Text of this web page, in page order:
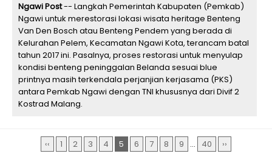
Ngawi Post-- Langkah Pemerintah Kabupaten (Pemkab)
Ngawi untuk merestorasi lokasi wisata heritage Benteng
Van Den Bosch atau Benteng Pendem yang berada di
Kelurahan Pelem, Kecamatan Ngawi Kota, terancam batal
tahun 2017 ini. Pasalnya, proses restorasi untuk menyulap
kondisi benteng peninggalan Belanda sesuai blue
printnya masih terkendala perjanjian kerjasama (PKS)
antara Pemkab Ngawi dengan TNI khususnya dari Divif 2
Kostrad Malang.
‹‹ 1 2 3 4 5 6 7 8 9 ... 40 ››